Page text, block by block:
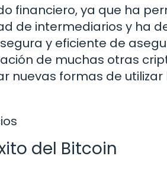
financiero, ya que ha
de intermediarios y ha
y eficiente de
de muchas otras
nuevas formas de
del Bitcoin